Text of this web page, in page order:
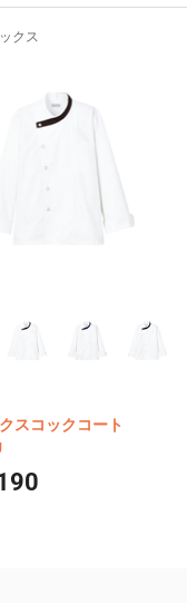
クス
スコックコート